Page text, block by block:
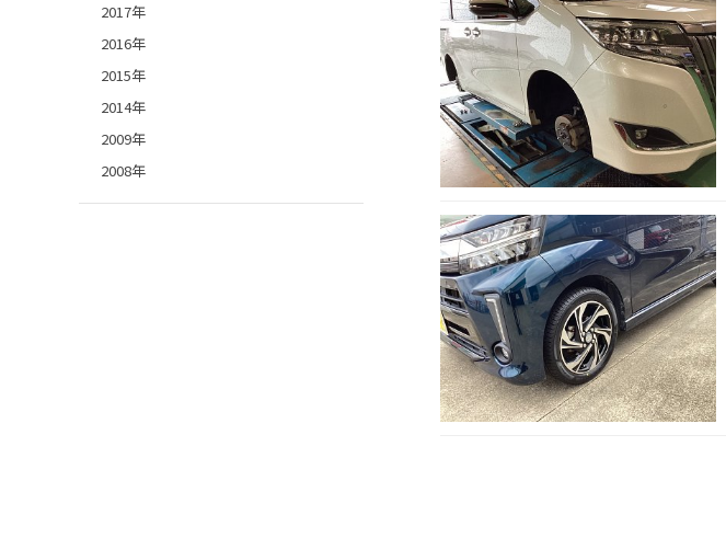
2017年
2016年
2015年
2014年
2009年
2008年